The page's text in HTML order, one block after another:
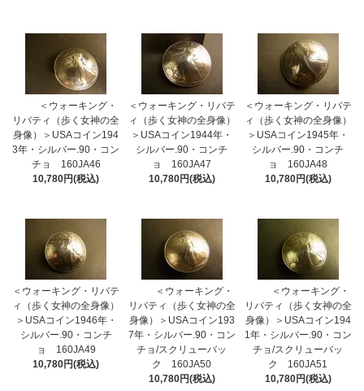
＜ウォーキング・
リバティ（歩く女神の全
身像）＞USAコイン194
3年・シルバー.90・コン
チョ 160JA46
10,780円(税込)
＜ウォーキング・リバテ
ィ（歩く女神の全身像）
＞USAコイン1944年・
シルバー.90・コンチ
ョ 160JA47
10,780円(税込)
＜ウォーキング・リバテ
ィ（歩く女神の全身像）
＞USAコイン1945年・
シルバー.90・コンチ
ョ 160JA48
10,780円(税込)
＜ウォーキング・リバテ
ィ（歩く女神の全身像）
＞USAコイン1946年・
シルバー.90・コンチ
ョ 160JA49
10,780円(税込)
＜ウォーキング・
リバティ（歩く女神の全
身像）＞USAコイン193
7年・シルバー.90・コン
チョ/スクリューバッ
ク 160JA50
10,780円(税込)
＜ウォーキング・
リバティ（歩く女神の全
身像）＞USAコイン194
1年・シルバー.90・コン
チョ/スクリューバッ
ク 160JA51
10,780円(税込)